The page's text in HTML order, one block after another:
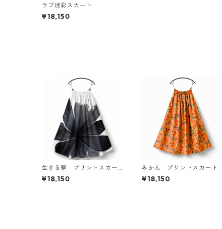
ラブ迷彩スカート
¥18,150
生きる夢 プリントスカー
ト
¥18,150
みかん プリントスカート
¥18,150